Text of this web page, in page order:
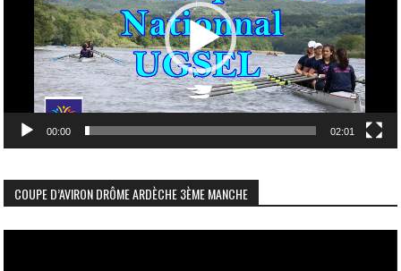
00:00 02:01
COUPE D’AVIRON DRÔME ARDÈCHE 3ÈME MANCHE